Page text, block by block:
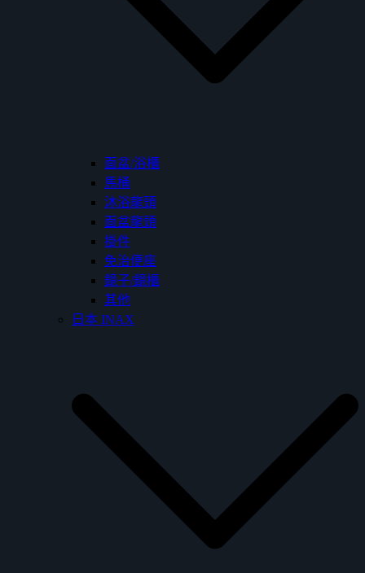
面盆/浴櫃
馬桶
沐浴龍頭
面盆龍頭
掛件
免治便座
鏡子/鏡櫃
其他
日本 INAX